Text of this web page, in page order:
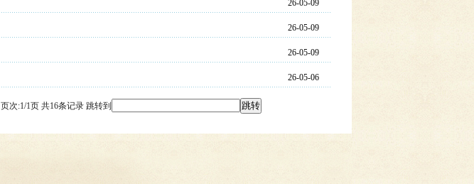
26-05-09
26-05-09
26-05-09
26-05-06
页次:1/1页 共16条记录 跳转到